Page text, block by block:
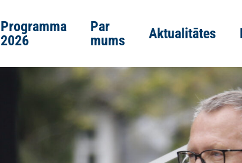
Programma
2026
Par
mums
Aktualitātes